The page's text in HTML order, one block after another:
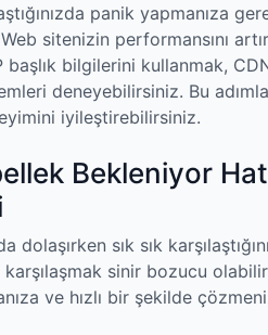
panik yapmanıza
sitenizin performansını
bilgilerini kullanmak,
deneyebilirsiniz. Bu
iyileştirebilirsiniz.
Bekleniyor
dolaşırken sık sık
sinir bozucu
ve hızlı bir şekilde